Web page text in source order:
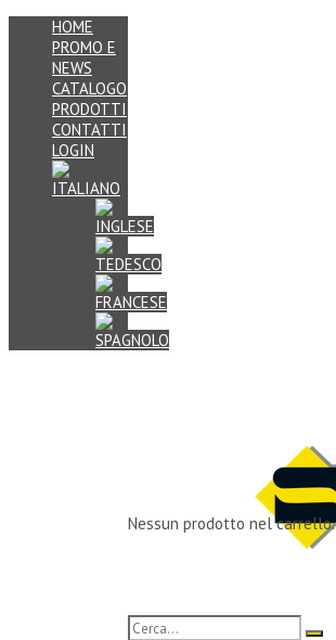
HOME
PROMO E
NEWS
CATALOGO
PRODOTTI
CONTATTI
LOGIN
Nessun prodotto nel carrello.